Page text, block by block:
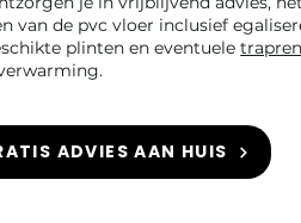
van de pvc vloer inclusief
plinten en eventuele
ADVIES AAN HUIS